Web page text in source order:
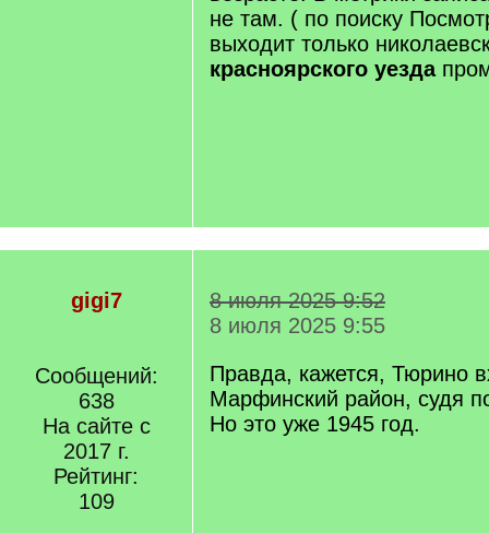
не там. ( по поиску
выходит только
красноярского уезда
gigi7
Сообщений:
638
На сайте с
2017 г.
Рейтинг:
109
8 июля 2025 9:52
8 июля 2025 9:55
Правда, кажется, Тюрино
Марфинский район, судя
Но это уже 1945 год.